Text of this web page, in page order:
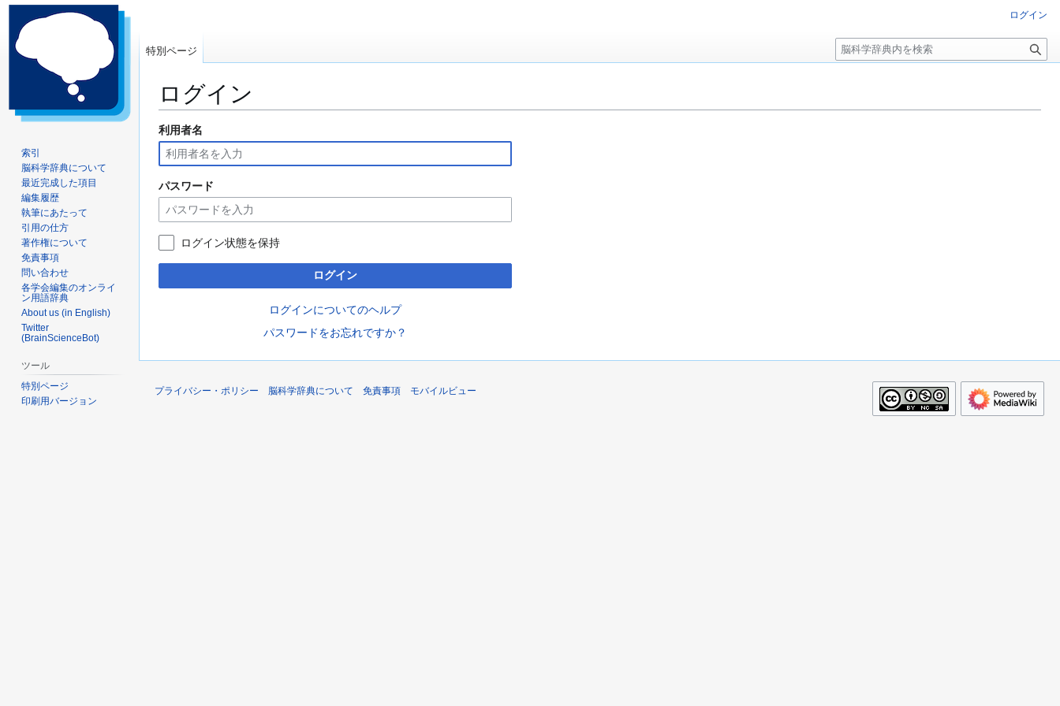
ログイン
ナ
ビ
ゲ
ー
シ
ョ
ン
に
動
検
索
に
移
動
利用者名
パスワード
ログイン状態を保持
ログイン
ログインについてのヘルプ
パスワードをお忘れですか？
ログイン
特別ページ
検
索
索引
脳科学辞典について
最近完成した項目
編集履歴
執筆にあたって
引用の仕方
著作権について
免責事項
問い合わせ
各学会編集のオンライ
ン用語辞典
About us (in English)
Twitter
(BrainScienceBot)
ツール
特別ページ
印刷用バージョン
プライバシー・ポリシー 脳科学辞典について 免責事項 モバイルビュー